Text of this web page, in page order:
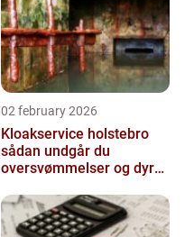
02 february 2026
Kloakservice holstebro
sådan undgår du
oversvømmelser og dyre